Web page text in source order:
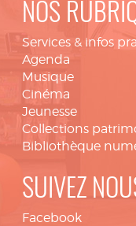
NOS
Services & infos
Agenda
Musique
Cinéma
Jeunesse
Collections
Bibliothèque
SUIVEZ
Facebook